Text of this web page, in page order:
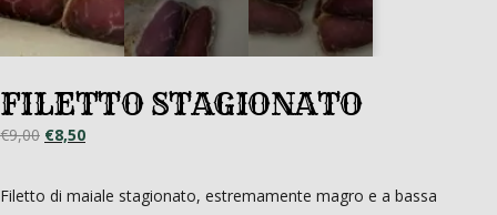
FILETTO STAGIONATO
€9,00 Il
originale
€8,50Il
attuale
Filetto di maiale stagionato, estremamente magro e a bassa